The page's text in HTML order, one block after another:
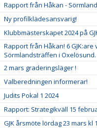
Rapport från Håkan -
Ny profilklädesansvarig!
Klubbmästerskapet 2024 på
Rapport från Håkan! 6 GJK:are
Sörmlandsträffen i Oxelösund.
2 mars graderingsläger !
Valberedningen informerar!
Judits Pokal 1 2024
Rapport: Strategikväll 15
GJK årsmöte lördag 23 mars kl